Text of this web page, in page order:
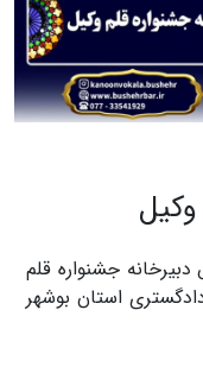
آئین گشايش دبیرخانه جشنواره قلم
استان بوشهر